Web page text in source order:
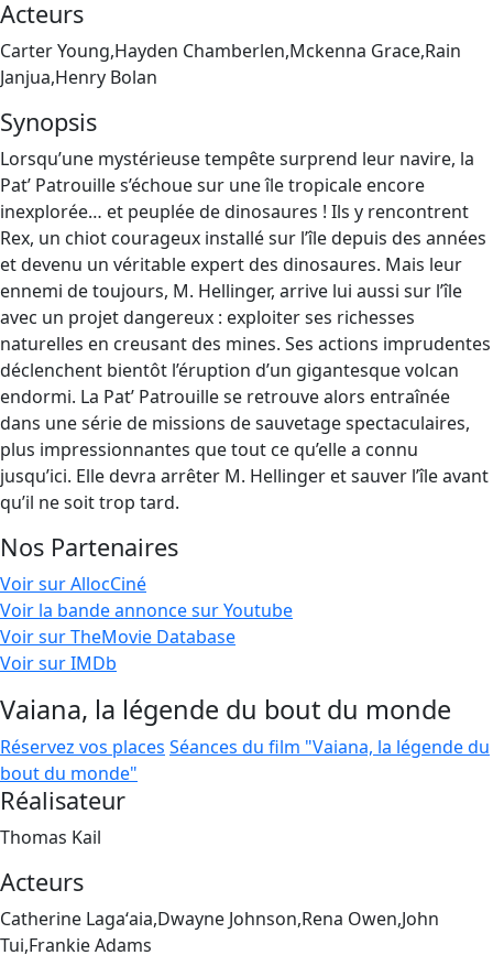
Acteurs
Carter Young,Hayden Chamberlen,Mckenna Grace,Rain
Janjua,Henry Bolan
Synopsis
Lorsqu’une mystérieuse tempête surprend leur navire, la
Pat’ Patrouille s’échoue sur une île tropicale encore
inexplorée… et peuplée de dinosaures ! Ils y rencontrent
Rex, un chiot courageux installé sur l’île depuis des années
et devenu un véritable expert des dinosaures. Mais leur
ennemi de toujours, M. Hellinger, arrive lui aussi sur l’île
avec un projet dangereux : exploiter ses richesses
naturelles en creusant des mines. Ses actions imprudentes
déclenchent bientôt l’éruption d’un gigantesque volcan
endormi. La Pat’ Patrouille se retrouve alors entraînée
dans une série de missions de sauvetage spectaculaires,
plus impressionnantes que tout ce qu’elle a connu
jusqu’ici. Elle devra arrêter M. Hellinger et sauver l’île avant
qu’il ne soit trop tard.
Nos Partenaires
Voir sur AllocCiné
Voir la bande annonce sur Youtube
Voir sur TheMovie Database
Voir sur IMDb
Vaiana, la légende du bout du monde
Réservez vos places Séances du film "Vaiana, la légende du
bout du monde"
Réalisateur
Thomas Kail
Acteurs
Catherine Lagaʻaia,Dwayne Johnson,Rena Owen,John
Tui,Frankie Adams